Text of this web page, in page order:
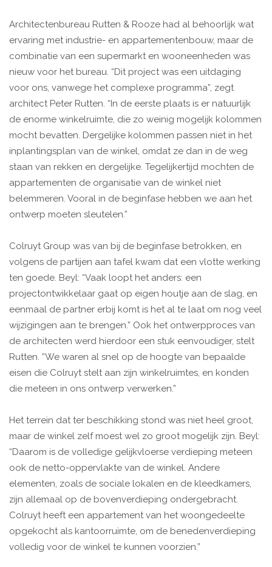
Architectenbureau Rutten & Rooze had al behoorlijk wat
ervaring met industrie- en appartementenbouw, maar de
combinatie van een supermarkt en wooneenheden was
nieuw voor het bureau. “Dit project was een uitdaging
voor ons, vanwege het complexe programma”, zegt
architect Peter Rutten. “In de eerste plaats is er natuurlijk
de enorme winkelruimte, die zo weinig mogelijk kolommen
mocht bevatten. Dergelijke kolommen passen niet in het
inplantingsplan van de winkel, omdat ze dan in de weg
staan van rekken en dergelijke. Tegelijkertijd mochten de
appartementen de organisatie van de winkel niet
belemmeren. Vooral in de beginfase hebben we aan het
ontwerp moeten sleutelen.”
Colruyt Group was van bij de beginfase betrokken, en
volgens de partijen aan tafel kwam dat een vlotte werking
ten goede. Beyl: “Vaak loopt het anders: een
projectontwikkelaar gaat op eigen houtje aan de slag, en
eenmaal de partner erbij komt is het al te laat om nog veel
wijzigingen aan te brengen.” Ook het ontwerpproces van
de architecten werd hierdoor een stuk eenvoudiger, stelt
Rutten. “We waren al snel op de hoogte van bepaalde
eisen die Colruyt stelt aan zijn winkelruimtes, en konden
die meteen in ons ontwerp verwerken.”
Het terrein dat ter beschikking stond was niet heel groot,
maar de winkel zelf moest wel zo groot mogelijk zijn. Beyl:
“Daarom is de volledige gelijkvloerse verdieping meteen
ook de netto-oppervlakte van de winkel. Andere
elementen, zoals de sociale lokalen en de kleedkamers,
zijn allemaal op de bovenverdieping ondergebracht.
Colruyt heeft een appartement van het woongedeelte
opgekocht als kantoorruimte, om de benedenverdieping
volledig voor de winkel te kunnen voorzien.”